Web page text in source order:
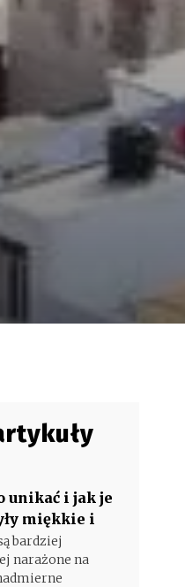
unikać i jak je
miękkie i
bardziej
narażone na